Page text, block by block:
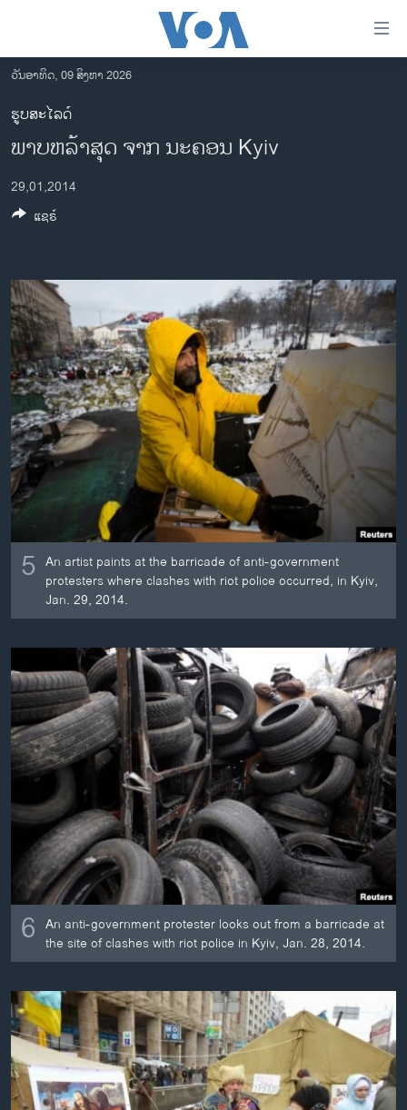
ເຂົ້າ
ຫາ
ຂ້າມ
ຂ້າມ
ໄປ
ຫາ
ລາວ
ອາເມຣິກາ
ການເລືອກຕັ້ງ ປະທານາທີບໍດີ ສະຫະລັດ 2024
ຂ່າວ​ຈີນ
ເອເຊຍ
ອິດສະຫຼະພາບດ້ານການຂ່າວ
ຊີວິດຊາວລາວ
ຊຸມຊົນຊາວລາວ
ວິທະຍາສາດ-ເທັກໂນໂລຈີ
ທຸລະກິດ
ພາສາອັງກິດ
ວີດີໂອ
ສຽງ
ລາຍການກະຈາຍສຽງ
ລາຍງານ
ຕິດຕາມພວກເຮົາ ທີ່
ພາສາຕ່າງໆ
ວັນອາທິດ, 09 ສິງຫາ 2026
ຮູບສະໄລດ໌
ພາບ​ຫລ້າ​ສຸດ ຈາກ ນະ​ຄອນ Kyiv
29,01,2014
5 An artist paints at the barricade of anti-government
protesters where clashes with riot police occurred, in Kyiv,
Jan. 29, 2014.
6 An anti-government protester looks out from a barricade at
the site of clashes with riot police in Kyiv, Jan. 28, 2014.
ແຊຣ໌